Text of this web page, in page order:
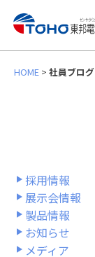
HOME > 社員ブログ
採用情報
展示会情報
製品情報
お知らせ
メディア